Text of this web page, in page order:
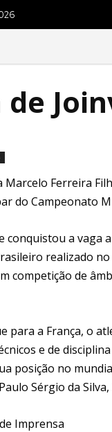
de
Marcelo Ferreira
do Campeonato
conquistou a vaga
realizado
competição de
para a França, o
e de
posição no
Sérgio da
Imprensa